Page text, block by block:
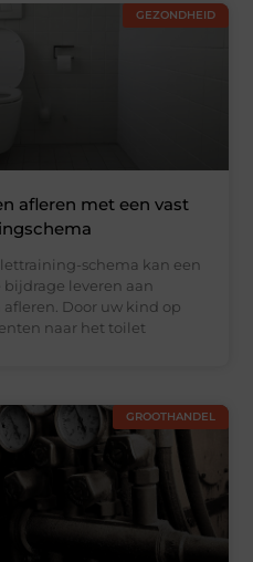
GEZONDHEID
afleren met een vast
schema kan een
leveren aan
afleren. Door uw kind op
naar het toilet
GROOTHANDEL